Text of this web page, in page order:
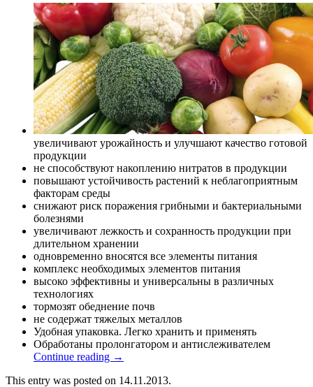
увеличивают урожайность и улучшают качество готовой
продукции
не способствуют накоплению нитратов в продукции
повышают устойчивость растений к неблагоприятным
факторам среды
снижают риск поражения грибными и бактериальными
болезнями
увеличивают лежкость и сохранность продукции при
длительном хранении
одновременно вносятся все элементы питания
комплекс необходимых элементов питания
высоко эффективны и универсальны в различных
технологиях
тормозят обеднение почв
не содержат тяжелых металлов
Удобная упаковка. Легко хранить и применять
Обработаны пролонгатором и антислеживателем
Continue reading →
This entry was posted on 14.11.2013.